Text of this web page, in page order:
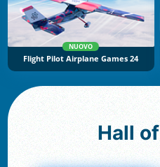
NUOVO
Flight Pilot Airplane Games 24
Hall of